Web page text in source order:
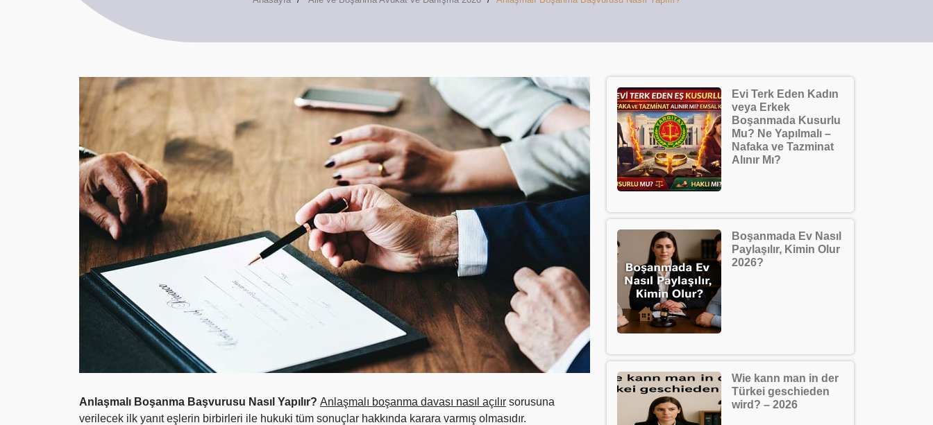
Anlaşmalı Boşanma Başvurusu Nasıl Yapılır? Anlaşmalı boşanma davası nasıl açılır sorusuna
verilecek ilk yanıt eşlerin birbirleri ile hukuki tüm sonuçlar hakkında karara varmış olmasıdır.
Evi Terk Eden Kadın
veya Erkek
Boşanmada Kusurlu
Mu? Ne Yapılmalı –
Nafaka ve Tazminat
Alınır Mı?
Boşanmada Ev Nasıl
Paylaşılır, Kimin Olur
2026?
Wie kann man in der
Türkei geschieden
wird? – 2026